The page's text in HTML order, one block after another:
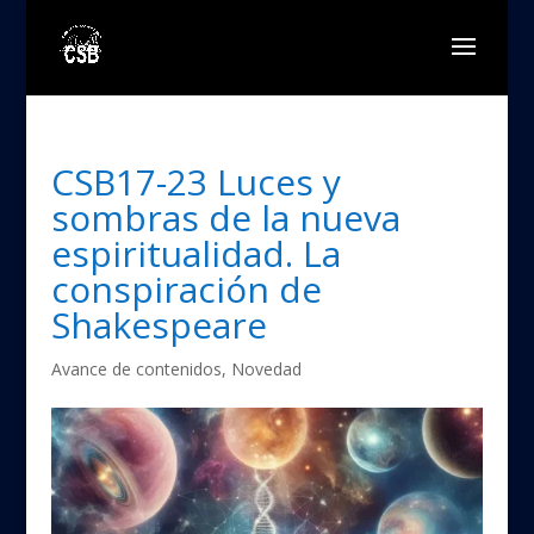
CSB17-23 Luces y
sombras de la nueva
espiritualidad. La
conspiración de
Shakespeare
Avance de contenidos, Novedad